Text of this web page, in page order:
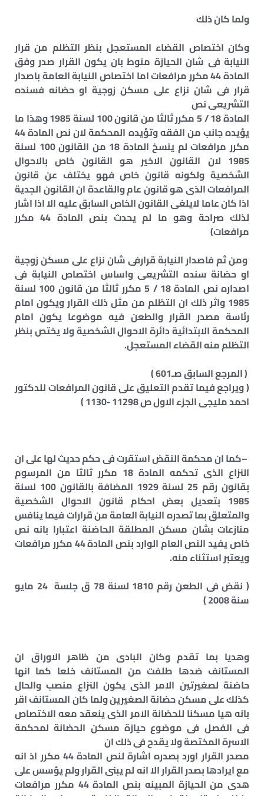
ولما كان ذلك
وكان اختصاص القضاء المستعجل بنظر التظلم من قرار
النيابة فى شان الحيازة منوط بان يكون القرار صدر وفق
المادة 44 مكرر مرافعات اما اختصاص النيابة العامة باصدار
قرار فى شان نزاع على مسكن زوجية او حضانه فسنده
التشريعى نص
المادة 18 / 5 مكرر ثالثا من قانون 100 لسنة 1985 وهذا ما
يؤيده جانب من الفقه وتؤيده المحكمة لان نص المادة 44
مكرر مرافعات لم ينسخ المادة 18 من القانون 100 لسنة
1985 لان القانون الاخير هو القانون خاص بالاحوال
الشخصية ولكونه قانون خاص فهو يختلف عن قانون
المرافعات الذى هو قانون عام والقاعدة ان القانون الجدية
اذا كان عاما لايلغى القانون الخاص السابق عليه الا اذا اشار
لذلك صراحة وهو ما لم يحدث بنص المادة 44 مكرر
مرافعات)
ومن ثم فاصدار النيابة قرارفى شان نزاع على مسكن زوجية
او حضانة سنده التشريعى واساس اختصاص النيابة فى
اصداره نص المادة 18 / 5 مكرر ثالثا من قانون 100 لسنة
1985 واثر ذلك ان التظلم من مثل ذلك القرار ويكون امام
رئاسة مصدر القرار والطعن فيه موضوعا يكون امام
المحكمة الابتدائية دائرة الاحوال الشخصية ولا يختص بنظر
التظلم منه القضاء المستعجل.
( المرجع السابق صـ601 )
( ويراجع فيما تقدم التعليق على قانون المرافعات للدكتور
احمد مليجى الجزء الاول ص 11298 -1130 )
–كما ان محكمة النقض استقرت فى حكم حديث لها على ان
النزاع الذى تحكمه المادة 18 مكرر ثالثا من المرسوم
بقانون رقم 25 لسنة 1929 المضافة بالقانون 100 لسنة
1985 بتعديل بعض احكام قانون الاحوال الشخصية
والمتعلق بما تصدره النيابة العامة من قرارات فيما ينافس
منازعات بشان مسكن المطلقة الحاضنة اعتبارا بانه نص
خاص يفيد النص العام الوارد بنص المادة 44 مكرر مرافعات
ويعتبر استثناء منه.
( نقض فى الطعن رقم 1810 لسنة 78 ق جلسة 24 مايو
سنة 2008 )
وهديا بما تقدم وكان البادى من ظاهر الاوراق ان
المستانف ضدها طلفت من المستانف خلعا كما انها
حاضنة لصغيرتين الامر الذى يكون النزاع منصب والحال
كذلك على مسكن حضانة الصغيرين ولما كان المستانف اقر
بانه هيا مسكنا للحضانة الامر الذى ينعقد معه الاختصاص
فى الفصل فى موضوع حيازة مسكن الحضانة لمحكمة
الاسرة المختصة ولا يقدح فى ذلك ان
مصدر القرار اورد بصدره اشارة لنص المادة 44 مكرر اذ انه
مع ايرادها بصدر القرار الا انه لم يبنى القرار ولم يؤسس على
هدى من الحيازة المبينه بنص المادة 44 مكرر مرافعات